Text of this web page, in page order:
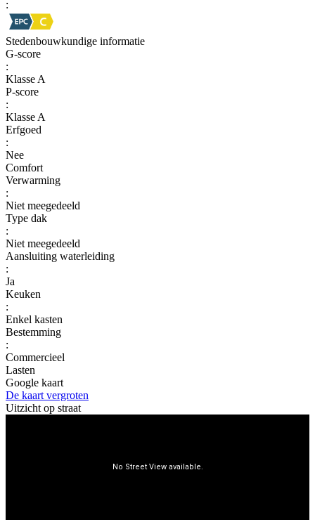
:
Stedenbouwkundige informatie
G-score
:
Klasse A
P-score
:
Klasse A
Erfgoed
:
Nee
Comfort
Verwarming
:
Niet meegedeeld
Type dak
:
Niet meegedeeld
Aansluiting waterleiding
:
Ja
Keuken
:
Enkel kasten
Bestemming
:
Commercieel
Lasten
Google kaart
De kaart vergroten
Uitzicht op straat